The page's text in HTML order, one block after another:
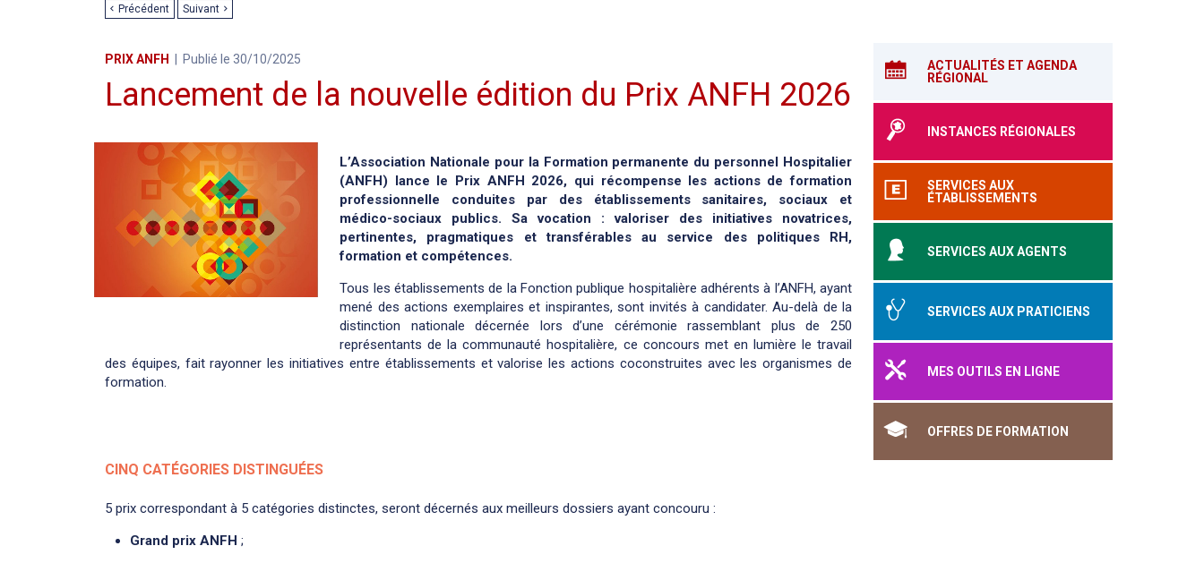
ACTUALITÉS ET AGENDA
RÉGIONAL
INSTANCES RÉGIONALES
SERVICES AUX
ÉTABLISSEMENTS
SERVICES AUX AGENTS
SERVICES AUX PRATICIENS
MES OUTILS EN LIGNE
OFFRES DE FORMATION
Précédent Suivant
PRIX ANFH Publié le 30/10/2025
Lancement de la nouvelle édition du Prix ANFH 2026
L’Association Nationale pour la Formation permanente du personnel Hospitalier
(ANFH) lance le Prix ANFH 2026, qui récompense les actions de formation
professionnelle conduites par des établissements sanitaires, sociaux et
médico-sociaux publics. Sa vocation : valoriser des initiatives novatrices,
pertinentes, pragmatiques et transférables au service des politiques RH,
formation et compétences.
Tous les établissements de la Fonction publique hospitalière adhérents à l’ANFH, ayant
mené des actions exemplaires et inspirantes, sont invités à candidater. Au-delà de la
distinction nationale décernée lors d’une cérémonie rassemblant plus de 250
représentants de la communauté hospitalière, ce concours met en lumière le travail
des équipes, fait rayonner les initiatives entre établissements et valorise les actions coconstruites avec les organismes de
formation.
CINQ CATÉGORIES DISTINGUÉES
5 prix correspondant à 5 catégories distinctes, seront décernés aux meilleurs dossiers ayant concouru :
Grand prix ANFH ;